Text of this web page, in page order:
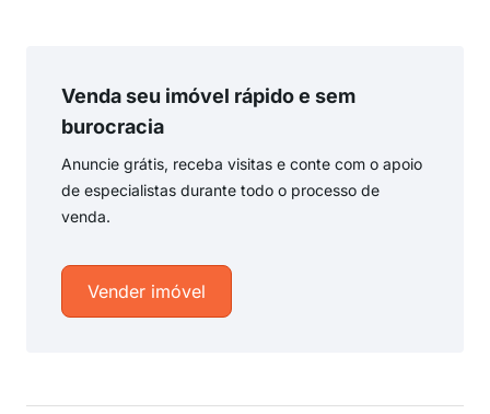
Venda seu imóvel rápido e sem
burocracia
Anuncie grátis, receba visitas e conte com o apoio
de especialistas durante todo o processo de
venda.
Vender imóvel